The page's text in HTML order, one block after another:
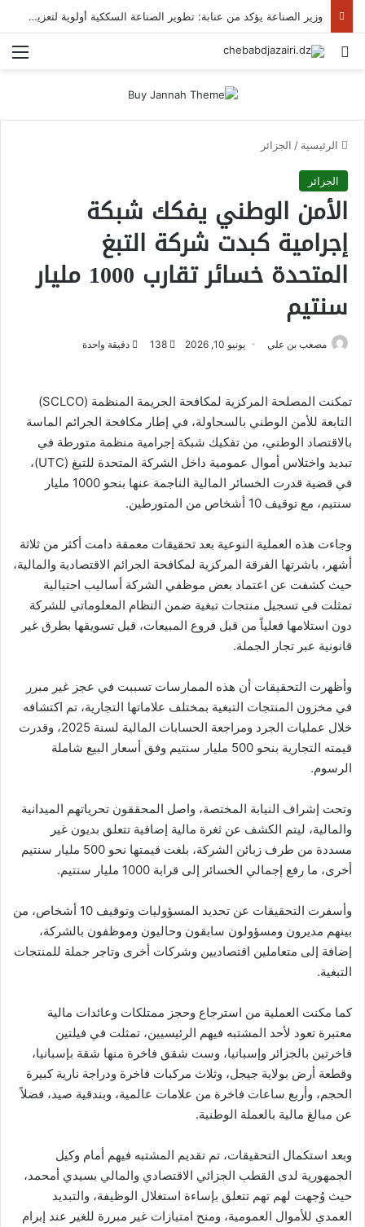
وزير الصناعة يؤكد من عنابة: تطوير الصناعة السككية أولوية لتعزيز الإدماج الوطني والسيادة الصناعية
بحث عن
الرئيسية / الجزائر
الجزائر
الأمن الوطني يفكك شبكة
إجرامية كبدت شركة التبغ
المتحدة خسائر تقارب 1000 مليار
سنتيم
مصعب بن علي يونيو 10, 2026 138 دقيقة واحدة
تمكنت المصلحة المركزية لمكافحة الجريمة المنظمة (SCLCO)
التابعة للأمن الوطني بالسحاولة، في إطار مكافحة الجرائم الماسة
بالاقتصاد الوطني، من تفكيك شبكة إجرامية منظمة متورطة في
تبديد واختلاس أموال عمومية داخل الشركة المتحدة للتبغ (UTC)،
في قضية قدرت الخسائر المالية الناجمة عنها بنحو 1000 مليار
سنتيم، مع توقيف 10 أشخاص من المتورطين.
وجاءت هذه العملية النوعية بعد تحقيقات معمقة دامت أكثر من ثلاثة
أشهر، باشرتها الفرقة المركزية لمكافحة الجرائم الاقتصادية والمالية،
حيث كشفت عن اعتماد بعض موظفي الشركة أساليب احتيالية
تمثلت في تسجيل منتجات تبغية ضمن النظام المعلوماتي للشركة
دون استلامها فعلياً من قبل فروع المبيعات، قبل تسويقها بطرق غير
قانونية عبر تجار الجملة.
وأظهرت التحقيقات أن هذه الممارسات تسببت في عجز غير مبرر
في مخزون المنتجات التبغية بمختلف علاماتها التجارية، تم اكتشافه
خلال عمليات الجرد ومراجعة الحسابات المالية لسنة 2025، وقدرت
قيمته التجارية بنحو 500 مليار سنتيم وفق أسعار البيع شاملة
الرسوم.
وتحت إشراف النيابة المختصة، واصل المحققون تحرياتهم الميدانية
والمالية، ليتم الكشف عن ثغرة مالية إضافية تتعلق بديون غير
مسددة من طرف زبائن الشركة، بلغت قيمتها نحو 500 مليار سنتيم
أخرى، ما رفع إجمالي الخسائر إلى قرابة 1000 مليار سنتيم.
وأسفرت التحقيقات عن تحديد المسؤوليات وتوقيف 10 أشخاص، من
بينهم مديرون ومسؤولون سابقون وحاليون وموظفون بالشركة،
إضافة إلى متعاملين اقتصاديين وشركات أخرى وتاجر جملة للمنتجات
التبغية.
كما مكنت العملية من استرجاع وحجز ممتلكات وعائدات مالية
معتبرة تعود لأحد المشتبه فيهم الرئيسيين، تمثلت في فيلتين
فاخرتين بالجزائر وإسبانيا، وست شقق فاخرة منها شقة بإسبانيا،
وقطعة أرض بولاية جيجل، وثلاث مركبات فاخرة ودراجة نارية كبيرة
الحجم، وأربع ساعات فاخرة من علامات عالمية، وبندقية صيد، فضلاً
عن مبالغ مالية بالعملة الوطنية.
وبعد استكمال التحقيقات، تم تقديم المشتبه فيهم أمام وكيل
الجمهورية لدى القطب الجزائي الاقتصادي والمالي بسيدي أمحمد،
حيث وُجهت لهم تهم تتعلق بإساءة استغلال الوظيفة، والتبديد
العمدي للأموال العمومية، ومنح امتيازات غير مبررة للغير عند إبرام